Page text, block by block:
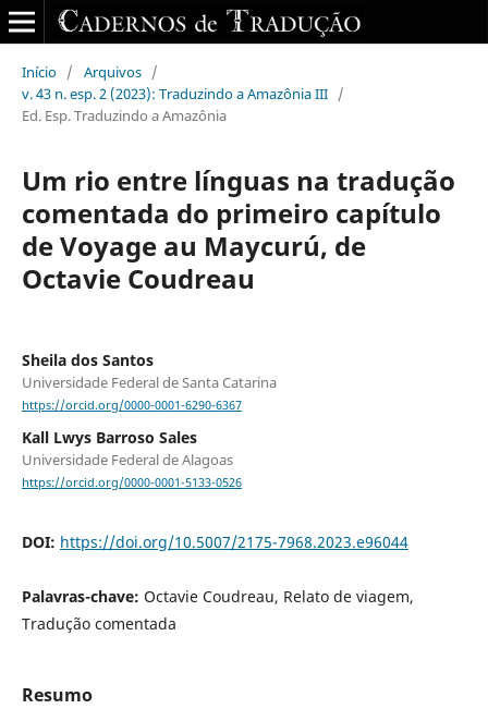
Início / Arquivos /
v. 43 n. esp. 2 (2023): Traduzindo a Amazônia III /
Ed. Esp. Traduzindo a Amazônia
Um rio entre línguas na tradução
comentada do primeiro capítulo
de Voyage au Maycurú, de
Octavie Coudreau
Sheila dos Santos
Universidade Federal de Santa Catarina
https://orcid.org/0000-0001-6290-6367
Kall Lwys Barroso Sales
Universidade Federal de Alagoas
https://orcid.org/0000-0001-5133-0526
DOI: https://doi.org/10.5007/2175-7968.2023.e96044
Palavras-chave: Octavie Coudreau, Relato de viagem,
Tradução comentada
Resumo